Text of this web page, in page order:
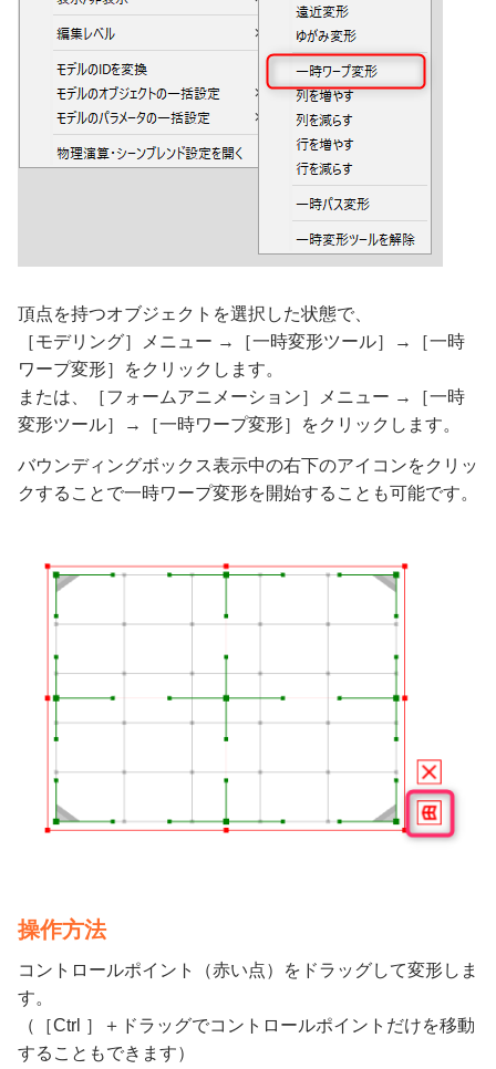
頂点を持つオブジェクトを選択した状態で、
［モデリング］メニュー →［一時変形ツール］→［一時
ワープ変形］をクリックします。
または、［フォームアニメーション］メニュー →［一時
変形ツール］→［一時ワープ変形］をクリックします。
バウンディングボックス表示中の右下のアイコンをクリッ
クすることで一時ワープ変形を開始することも可能です。
操作方法
コントロールポイント（赤い点）をドラッグして変形しま
す。
（［Ctrl ］＋ドラッグでコントロールポイントだけを移動
することもできます）